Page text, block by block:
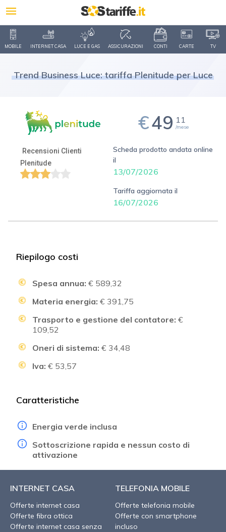
MOBILE INTERNET CASA LUCE E GAS ASSICURAZIONI CONTI CARTE TV
Trend Business Luce: tariffa Plenitude per Luce
€49 11
/mese
Recensioni Clienti
Plenitude
Scheda prodotto andata online
il
13/07/2026
Tariffa aggiornata il
16/07/2026
Riepilogo costi
Spesa annua: € 589,32
Materia energia: € 391,75
Trasporto e gestione del contatore: €
109,52
Oneri di sistema: € 34,48
Iva: € 53,57
Caratteristiche
Energia verde inclusa
Sottoscrizione rapida e nessun costo di
attivazione
INTERNET CASA
Offerte internet casa
Offerte fibra ottica
Offerte internet casa senza
TELEFONIA MOBILE
Offerte telefonia mobile
Offerte con smartphone
incluso